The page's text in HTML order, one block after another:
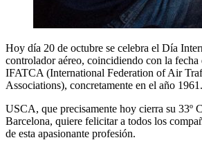
Hoy día 20 de octubre se celebra el Día
controlador aéreo, coincidiendo con la fecha
IFATCA (International Federation of Air
Associations), concretamente en el año 1961.
USCA, que precisamente hoy cierra su 33º
Barcelona, quiere felicitar a todos los
de esta apasionante profesión.